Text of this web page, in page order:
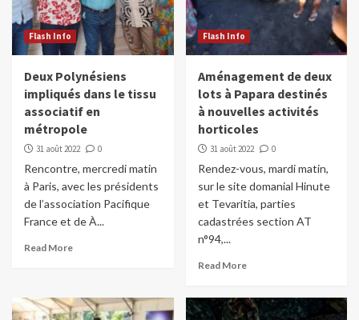
Flash Info
Deux Polynésiens
impliqués dans le tissu
associatif en
métropole
31 août 2022 0
Rencontre, mercredi matin
à Paris, avec les présidents
de l’association Pacifique
France et de À...
Read More
Flash Info
Aménagement de deux
lots à Papara destinés
à nouvelles activités
horticoles
31 août 2022 0
Rendez-vous, mardi matin,
sur le site domanial Hinute
et Tevaritia, parties
cadastrées section AT
n°94,...
Read More